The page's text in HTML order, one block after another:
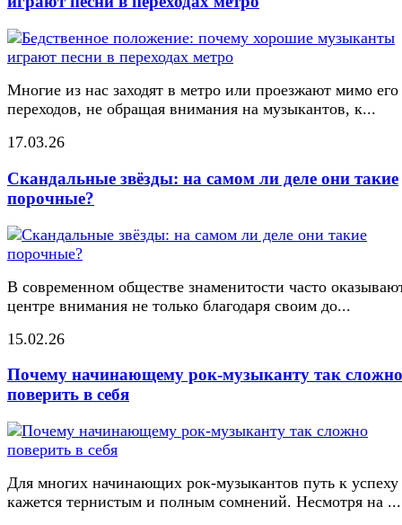
Многие из нас заходят в метро или проезжают мимо его
переходов, не обращая внимания на музыкантов, к...
17.03.26
Скандальные звёзды: на самом ли деле они такие
порочные?
В современном обществе знаменитости часто
центре внимания не только благодаря своим до...
15.02.26
Почему начинающему рок-музыканту так сложно
поверить в себя
Для многих начинающих рок-музыкантов путь к успеху
кажется тернистым и полным сомнений. Несмотря на ...